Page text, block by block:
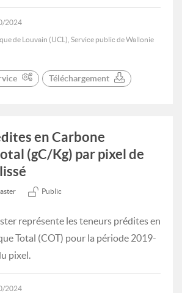
2024
de Louvain (UCL), Service public de Wallonie
Téléchargement
en Carbone
(gC/Kg) par pixel de
Public
représente les teneurs prédites en
Total (COT) pour la période 2019-
pixel.
2024